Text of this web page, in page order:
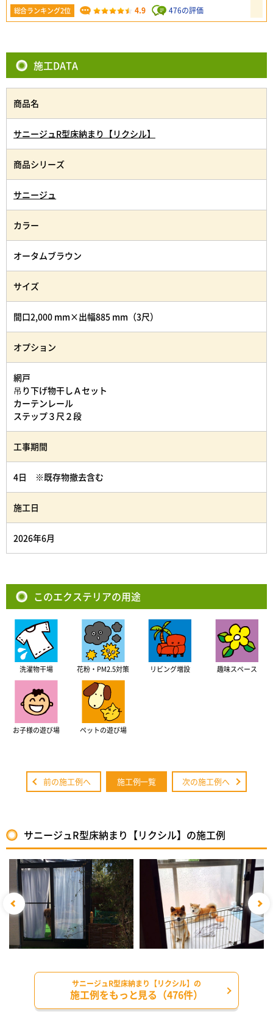
総合ランキング2位 4.9 476の評価
施工DATA
商品名
サニージュR型床納まり【リクシル】
商品シリーズ
サニージュ
カラー
オータムブラウン
サイズ
間口2,000 mm×出幅885 mm（3尺）
オプション
網戸
吊り下げ物干しＡセット
カーテンレール
ステップ３尺２段
工事期間
4日 ※既存物撤去含む
施工日
2026年6月
このエクステリアの用途
洗濯物干場 花粉・PM2.5対策 リビング増設 趣味スペース
お子様の遊び場 ペットの遊び場
前の施工例へ 施工例一覧 次の施工例へ
サニージュR型床納まり【リクシル】の施工例
サニージュR型床納まり【リクシル】の
施工例をもっと見る（476件）